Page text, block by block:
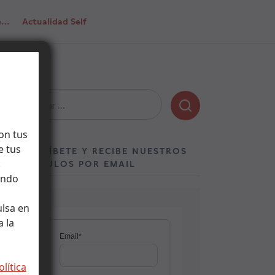
tus
tus
en
la
Actualidad Self
SUSCRÍBETE Y RECIBE NUESTROS
ARTÍCULOS POR EMAIL